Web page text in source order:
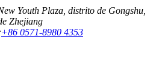
Youth Plaza, distrito de Gongshu,
Zhejiang
+86 0571-8980 4353